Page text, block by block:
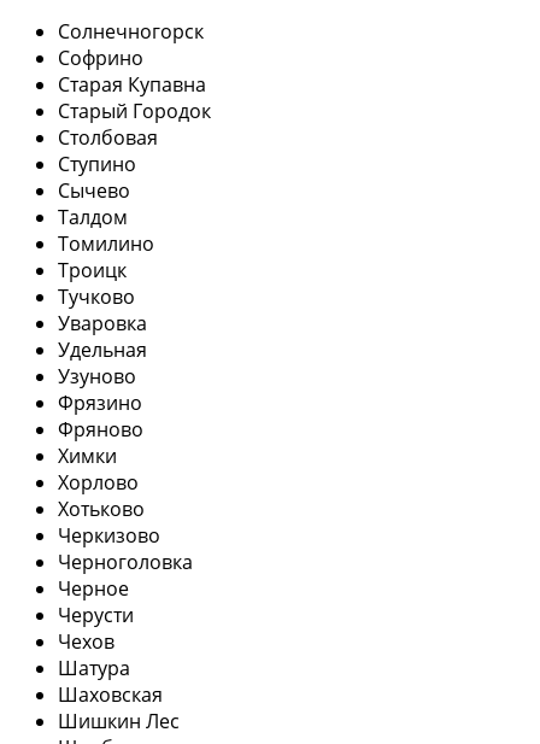
Солнечногорск
Софрино
Старая Купавна
Старый Городок
Столбовая
Ступино
Сычево
Талдом
Томилино
Троицк
Тучково
Уваровка
Удельная
Узуново
Фрязино
Фряново
Химки
Хорлово
Хотьково
Черкизово
Черноголовка
Черное
Черусти
Чехов
Шатура
Шаховская
Шишкин Лес